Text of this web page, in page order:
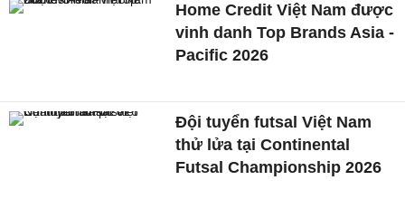
Home Credit Việt Nam được
vinh danh Top Brands Asia -
Pacific 2026
Đội tuyển futsal Việt Nam
thử lửa tại Continental
Futsal Championship 2026